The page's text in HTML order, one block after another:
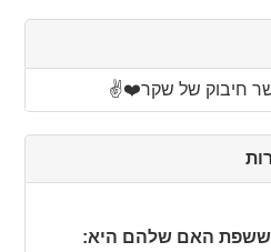
חיבוק של שקר❤️✌️
to
ששפת האם שלהם היא: